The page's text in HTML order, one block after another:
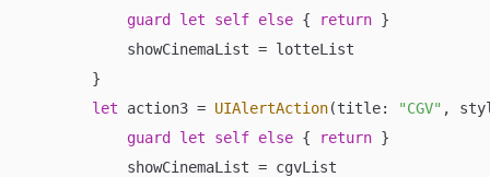
guard
let self else { return }
            showCinemaList
= lotteList
        }
let action3 = UIAlertAction(title: "CGV" ,
guard
let self else { return }
            showCinemaList
= cgvList